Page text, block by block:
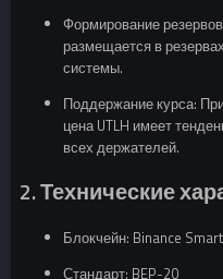
Формирование
размещается в
системы.
Поддержание курса:
цена UTLH имеет
всех держателей.
2. Технические
Блокчейн: Binance
Стандарт: BEP-20